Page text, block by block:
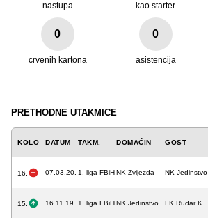
nastupa kao starter
0
crvenih kartona
0
asistencija
PRETHODNE UTAKMICE
KOLO DATUM TAKM. DOMAĆIN GOST
16. 07.03.20. 1. liga FBiHNK Zvijezda NK Jedinstvo
15. 16.11.19. 1. liga FBiHNK Jedinstvo FK Rudar K.